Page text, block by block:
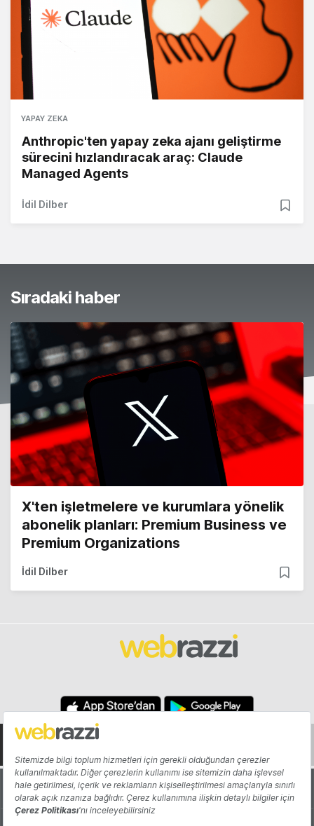
YAPAY ZEKA
Anthropic'ten yapay zeka ajanı geliştirme
sürecini hızlandıracak araç: Claude
Managed Agents
İdil Dilber
Sıradaki haber
X'ten işletmelere ve kurumlara yönelik
abonelik planları: Premium Business ve
Premium Organizations
İdil Dilber
Hakkında Yazarlar